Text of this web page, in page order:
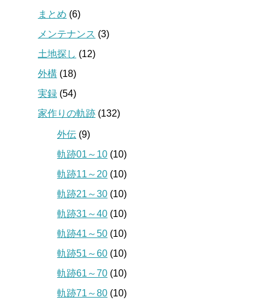
まとめ (6)
メンテナンス (3)
土地探し (12)
外構 (18)
実録 (54)
家作りの軌跡 (132)
外伝 (9)
軌跡01～10 (10)
軌跡11～20 (10)
軌跡21～30 (10)
軌跡31～40 (10)
軌跡41～50 (10)
軌跡51～60 (10)
軌跡61～70 (10)
軌跡71～80 (10)